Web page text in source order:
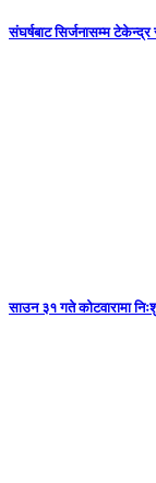
संघर्षबाट सिर्जनासम्म
साउन ३१ गते कोटवारामा